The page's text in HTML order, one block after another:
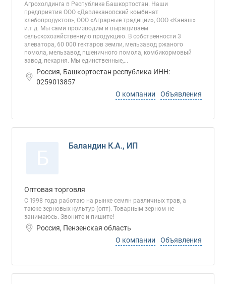
Агрохолдинга в Республике Башкортостан. Наши
предприятия ООО «Давлекановский комбинат
хлебопродуктов», ООО «Аграрные традиции», ООО «Канаш»
и.т.д. Мы сами производим и выращиваем
сельскохозяйственную продукцию. В собственности 3
элеватора, 60 000 гектаров земли, мельзавод ржаного
помола, мельзавод пшеничного помола, комбикормовый
завод, пекарня. Мы единственные,...
Россия, Башкортостан республика ИНН:
0259013857
О компании
Объявления
Баландин К.А., ИП
Оптовая торговля
С 1998 года работаю на рынке семян различных трав, а
также зерновых культур (опт). Товарным зерном не
занимаюсь. Звоните и пишите!
Россия, Пензенская область
О компании
Объявления